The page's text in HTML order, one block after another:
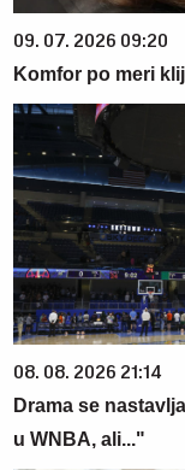
09. 07. 2026 09:20
Komfor po meri
08. 08. 2026 21:14
Drama se
u WNBA, ali..."